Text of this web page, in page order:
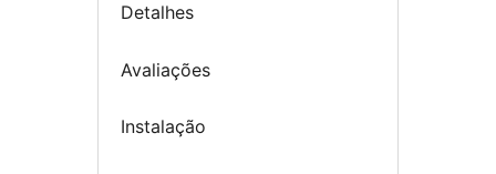
Detalhes
Avaliações
Instalação